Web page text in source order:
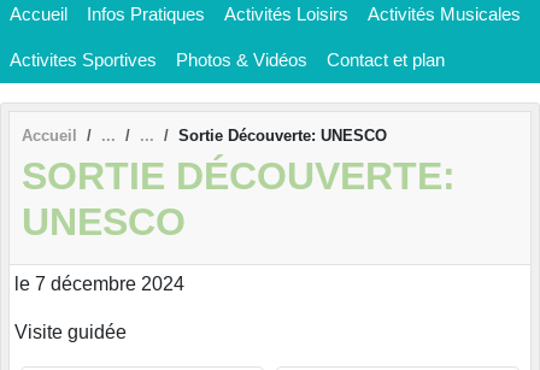
Accueil Infos Pratiques Activités Loisirs Activités Musicales
Activites Sportives Photos & Vidéos Contact et plan
Accueil Sortie Découverte: UNESCO
SORTIE DÉCOUVERTE:
UNESCO
le 7 décembre 2024
Visite guidée